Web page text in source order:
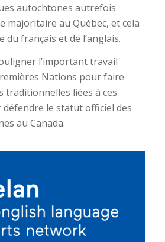
autochtones autrefois
majoritaire au Québec, et cela
du français et de l’anglais.
l’important travail
Nations pour faire
traditionnelles liées à ces
le statut officiel des
au Canada.